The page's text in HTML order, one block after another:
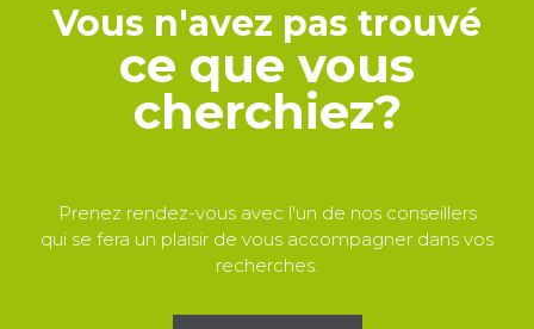
Vous n'avez pas trouvé
ce que vous
cherchiez?
Prenez rendez-vous avec l'un de nos conseillers
qui se fera un plaisir de vous accompagner dans vos
recherches.